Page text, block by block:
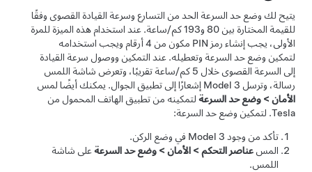
يتيح لك وضع حد السرعة الحد من التسارع وسرعة القيادة القصوى وفقًا
للقيمة المختارة بين 80 و193 كم/ساعة
. عند استخدام هذه الميزة للمرة
الأولى، يجب إنشاء رمز PIN مكون من 4 أرقام ويجب استخدامه
لتمكين وضع حد السرعة وتعطيله. عند التمكين ووصول سرعة القيادة
إلى السرعة القصوى خلال5 كم/ساعة تقريبًا، وتعرضشاشة اللمس
رسالة، وترسلModel 3إشعارًا إلى تطبيق الجوال. يمكنك أيضًا لمس
الأمان>وضع حد السرعةلتمكينه من تطبيق الهاتف المحمول من
Tesla. لتمكين وضع حد السرعة:
تأكد من وجودModel 3في وضع الركن.
المسعناصر التحكم>الأمان>وضع حد السرعةعلى شاشة
اللمس.